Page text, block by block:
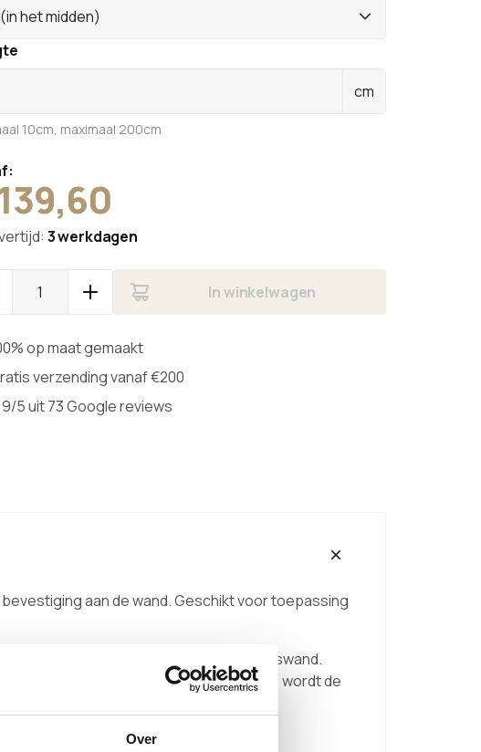
Over
het midden)
cm
10cm, maximaal 200cm
3 werkdagen
In winkelwagen
op maat gemaakt
verzending vanaf €200
5 uit 73 Google reviews
aan de wand. Geschikt voor toepassing
op een zwakkere wand zoals een gipswand.
Voor het bepalen van de juiste lengte wordt de